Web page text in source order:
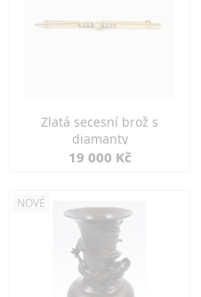
Zlatá secesní brož s
diamanty
19 000 Kč
NOVÉ